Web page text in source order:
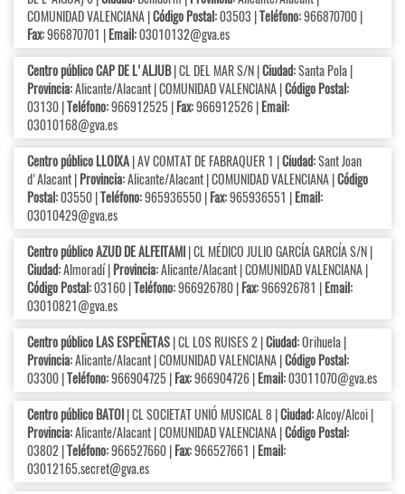
COMUNIDAD VALENCIANA |Código Postal:03503 |Teléfono:966870700 |
Fax:966870701 |Email:03010132@gva.es
Centro público CAP DE L'ALJUB| CL DEL MAR S/N |Ciudad:Santa Pola |
Provincia:Alicante/Alacant | COMUNIDAD VALENCIANA |Código Postal:
03130 |Teléfono:966912525 |Fax:966912526 |Email:
03010168@gva.es
Centro público LLOIXA| AV COMTAT DE FABRAQUER 1 |Ciudad:Sant Joan
d'Alacant |Provincia:Alicante/Alacant | COMUNIDAD VALENCIANA |Código
Postal:03550 |Teléfono:965936550 |Fax:965936551 |Email:
03010429@gva.es
Centro público AZUD DE ALFEITAMI| CL MÉDICO JULIO GARCÍA GARCÍA S/N |
Ciudad:Almoradí |Provincia:Alicante/Alacant | COMUNIDAD VALENCIANA |
Código Postal:03160 |Teléfono:966926780 |Fax:966926781 |Email:
03010821@gva.es
Centro público LAS ESPEÑETAS| CL LOS RUISES 2 |Ciudad:Orihuela |
Provincia:Alicante/Alacant | COMUNIDAD VALENCIANA |Código Postal:
03300 |Teléfono:966904725 |Fax:966904726 |Email:03011070@gva.es
Centro público BATOI| CL SOCIETAT UNIÓ MUSICAL 8 |Ciudad:Alcoy/Alcoi |
Provincia:Alicante/Alacant | COMUNIDAD VALENCIANA |Código Postal:
03802 |Teléfono:966527660 |Fax:966527661 |Email:
03012165.secret@gva.es